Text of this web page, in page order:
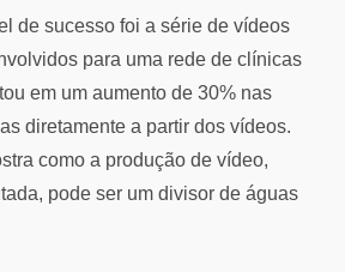
de sucesso foi a série de vídeos
para uma rede de clínicas
em um aumento de 30% nas
diretamente a partir dos vídeos.
como a produção de vídeo,
pode ser um divisor de águas